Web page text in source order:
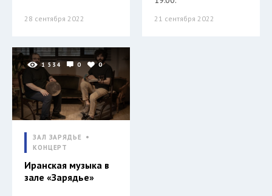
28 сентября 2022 21 сентября 2022
1 534 0 0
ЗАЛ ЗАРЯДЬЕ
КОНЦЕРТ
Иранская музыка в
зале «Зарядье»